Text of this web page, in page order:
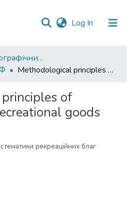
Log In (current)
03. Геолого-географічний факультет
Methodological principles of systematics of recreational goods
of
goods
рекреаційних благ